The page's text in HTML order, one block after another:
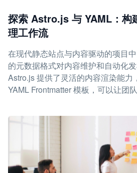
探索 Astro.js 与 YAML：构
理工作流
在现代静态站点与内容驱动的项目
的元数据格式对内容维护和自动化发
Astro.js 提供了灵活的内容渲染能力
YAML Frontmatter 模板，可以让团